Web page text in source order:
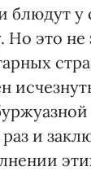
блюдут у
это не
и